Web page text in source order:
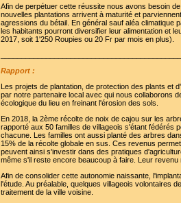
Afin de perpétuer cette réussite nous avons besoin
nouvelles plantations arrivent à maturité et
agressions du bétail. En général sauf aléa climatique
les habitants pourront diversifier leur alimentation et
2017, soit 1'250 Roupies ou 20 Fr par mois en plus).
Rapport :
Les projets de plantation, de protection des plants et
par notre partenaire local avec qui nous collaborons
écologique du lieu en freinant l'érosion des sols.
En 2018, la 2ème récolte de noix de cajou sur les
rapporté aux 50 familles de villageois s'étant fédérés
chacune. Les familles ont aussi planté des arbres
15% de la récolte globale en sus. Ces revenus
peuvent ainsi s'investir dans des pratiques
même s'il reste encore beaucoup à faire. Leur
Afin de consolider cette autonomie naissante,
l'étude. Au préalable, quelques villageois volontaires
traitement de la ville voisine.